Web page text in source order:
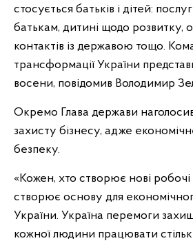
стосується батьків і дітей:
батькам, дитині щодо розвитку,
контактів із державою тощо.
трансформації України
восени, повідомив Володимир
Окремо Глава держави
захисту бізнесу, адже
безпеку.
«Кожен, хто створює нові робочі
створює основу для
України. Україна перемоги
кожної людини працювати